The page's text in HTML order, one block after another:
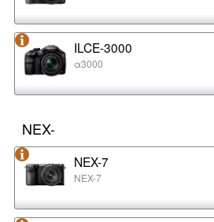
ILCE-3000
α3000
NEX-
NEX-7
NEX-7